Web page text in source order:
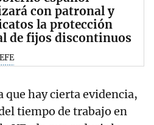
con patronal y
la protección
de fijos discontinuos
hay cierta evidencia,
tiempo de trabajo en